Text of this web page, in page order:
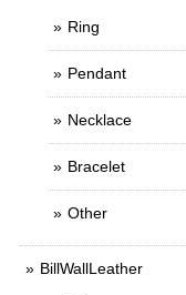
Ring
Pendant
Necklace
Bracelet
Other
BillWallLeather